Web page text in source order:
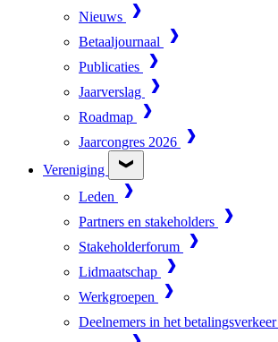
Nieuws
Betaaljournaal
Publicaties
Jaarverslag
Roadmap
Jaarcongres 2026
Vereniging
Leden
Partners en stakeholders
Stakeholderforum
Lidmaatschap
Werkgroepen
Deelnemers in het betalingsverkeer